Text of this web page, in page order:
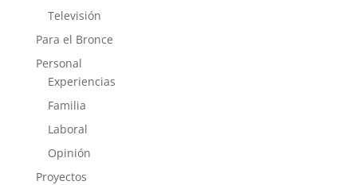
Televisión
Para el Bronce
Personal
Experiencias
Familia
Laboral
Opinión
Proyectos